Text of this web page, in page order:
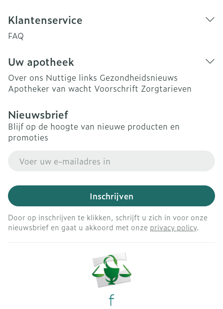
Klantenservice
FAQ
Uw apotheek
Over ons Nuttige links Gezondheidsnieuws
Apotheker van wacht Voorschrift Zorgtarieven
Nieuwsbrief
Blijf op de hoogte van nieuwe producten en
promoties
Inschrijven
Door op inschrijven te klikken, schrijft u zich in voor onze
nieuwsbrief en gaat u akkoord met onze privacy policy.